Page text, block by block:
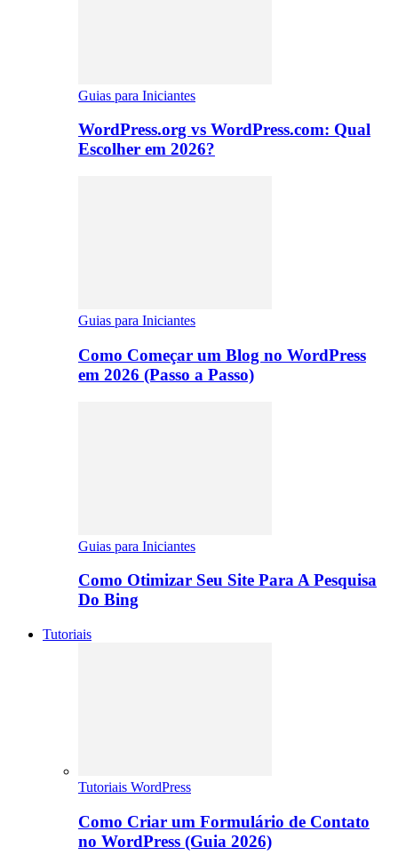
Guias para Iniciantes
WordPress.org vs WordPress.com: Qual
Escolher em 2026?
Guias para Iniciantes
Como Começar um Blog no WordPress
em 2026 (Passo a Passo)
Guias para Iniciantes
Como Otimizar Seu Site Para A Pesquisa
Do Bing
Tutoriais
Tutoriais WordPress
Como Criar um Formulário de Contato
no WordPress (Guia 2026)